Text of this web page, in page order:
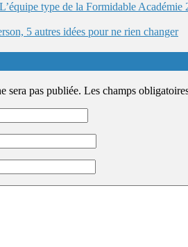
type de la Formidable Académie
5 autres idées pour ne rien changer
sera pas publiée. Les champs